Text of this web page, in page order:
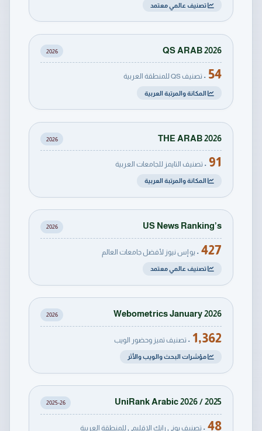
تصنيف عالمي معتمد
QS ARAB 2026
2026
54 • تصنيف QS للمنطقة العربية
المكانة والمرتبة العربية
THE ARAB 2026
2026
91 • تصنيف التايمز للجامعات العربية
المكانة والمرتبة العربية
US News Ranking’s
2026
427 • يو إس نيوز لأفضل جامعات العالم
تصنيف عالمي معتمد
Webometrics January 2026
2026
1,362 • تصنيف تميز وحضور الويب
مؤشرات البحث والويب والأثر
UniRank Arabic 2026 / 2025
2025-26
48 • تصنيف يوني رانك الإقليمي للمنطقة العربية